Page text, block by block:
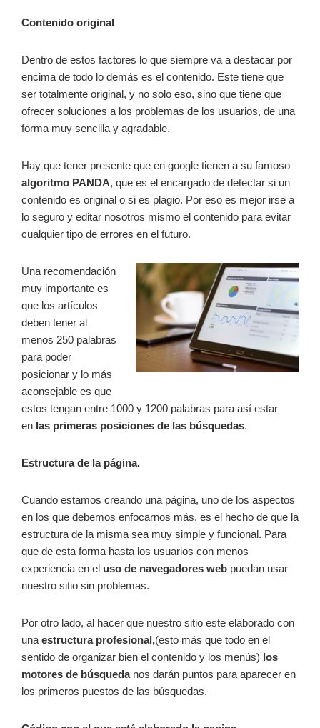
Contenido original
Dentro de estos factores lo que siempre va a destacar por
encima de todo lo demás es el contenido. Este tiene que
ser totalmente original, y no solo eso, sino que tiene que
ofrecer soluciones a los problemas de los usuarios, de una
forma muy sencilla y agradable.
Hay que tener presente que en google tienen a su famoso
algoritmo PANDA, que es el encargado de detectar si un
contenido es original o si es plagio. Por eso es mejor irse a
lo seguro y editar nosotros mismo el contenido para evitar
cualquier tipo de errores en el futuro.
Una recomendación
muy importante es
que los artículos
deben tener al
menos 250 palabras
para poder
posicionar y lo más
aconsejable es que
estos tengan entre 1000 y 1200 palabras para así estar
en las primeras posiciones de las búsquedas.
Estructura de la página.
Cuando estamos creando una página, uno de los aspectos
en los que debemos enfocarnos más, es el hecho de que la
estructura de la misma sea muy simple y funcional. Para
que de esta forma hasta los usuarios con menos
experiencia en el uso de navegadores web puedan usar
nuestro sitio sin problemas.
Por otro lado, al hacer que nuestro sitio este elaborado con
una estructura profesional,(esto más que todo en el
sentido de organizar bien el contenido y los menús) los
motores de búsquedanos darán puntos para aparecer en
los primeros puestos de las búsquedas.